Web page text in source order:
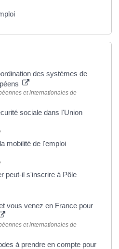
des systèmes de
et internationales de
sociale dans l'Union
mobilité de l'emploi
peut-il s'inscrire à Pôle
vous venez en France pour
et internationales de
à prendre en compte pour